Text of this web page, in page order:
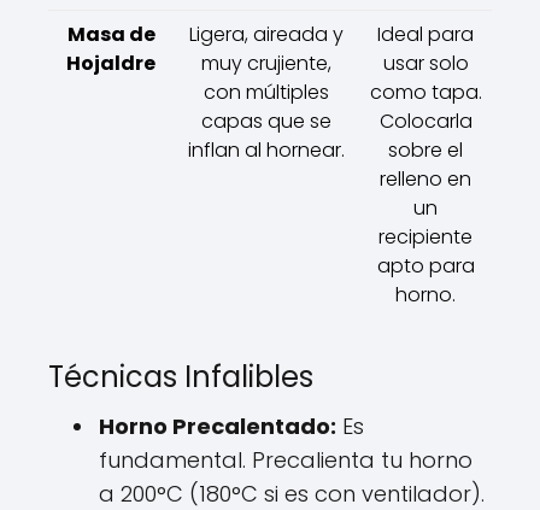
Masa de
Hojaldre
Ligera, aireada y
muy crujiente,
con múltiples
capas que se
inflan al hornear.
Ideal para
usar solo
como tapa.
Colocarla
sobre el
relleno en
un
recipiente
apto para
horno.
Técnicas Infalibles
Horno Precalentado: Es
fundamental. Precalienta tu horno
a 200°C (180°C si es con ventilador).